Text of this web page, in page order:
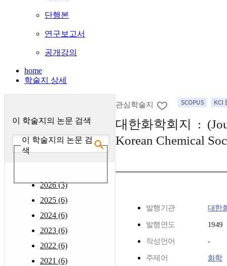
단행본
연구보고서
공개강의
home
학술지 상세
이 학술지의 논문 검색
이 학술지의 논문 검
색
2026 (3)
2025 (6)
2024 (6)
2023 (6)
2022 (6)
2021 (6)
관심학술지
대한화학회지 :
Korean Chemical
발행기관 대한
발행연도 1949
작성언어 -
주제어
화학